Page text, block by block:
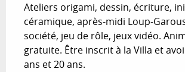
Ateliers origami, dessin, écriture,
céramique, après-midi Loup-
société, jeu de rôle, jeux vidéo.
gratuite. Être inscrit à la Villa et
ans et 20 ans.